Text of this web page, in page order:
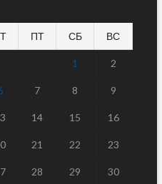
ПТ СБ ВС
1 2
7 8 9
14 15 16
21 22 23
28 29 30